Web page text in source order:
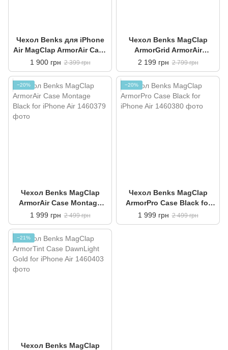
Чехол Benks для iPhone
Air MagClap ArmorAir Case
Black
1 900 грн 2 399 грн
Чехол Benks MagClap
ArmorGrid ArmorAir
Obsidian Black for iPhone
Air
2 199 грн 2 799 грн
−20%
Чехол Benks MagClap
ArmorAir Case Montage
Black for iPhone Air
1 999 грн 2 499 грн
−20%
Чехол Benks MagClap
ArmorPro Case Black for
iPhone Air
1 999 грн 2 499 грн
−21%
Чехол Benks MagClap